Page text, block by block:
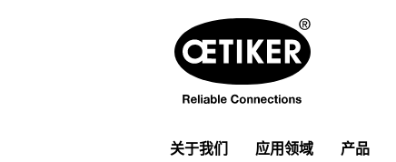
关于我们 应用领域 产品